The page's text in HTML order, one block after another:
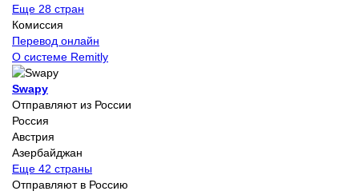
Еще 28 стран
Комиссия
Перевод онлайн
О системе Remitly
Swapy
Отправляют из России
Россия
Австрия
Азербайджан
Еще 42 страны
Отправляют в Россию